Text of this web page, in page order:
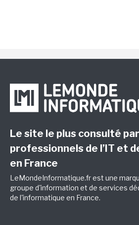
Le site le plus consulté
professionnels de l’IT et
en France
LeMondeInformatique.fr est une
groupe d'information et de services
de l'informatique en France.